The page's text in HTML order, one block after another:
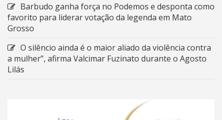
Barbudo ganha força no Podemos e desponta como
favorito para liderar votação da legenda em Mato
Grosso
O silêncio ainda é o maior aliado da violência contra
a mulher”, afirma Valcimar Fuzinato durante o Agosto
Lilás